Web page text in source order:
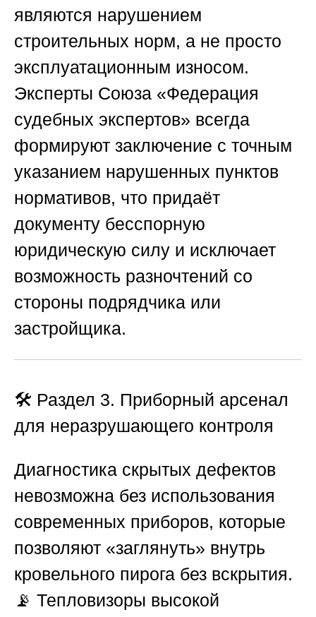
являются нарушением
строительных норм, а не просто
эксплуатационным износом.
Эксперты Союза «Федерация
судебных экспертов» всегда
формируют заключение с точным
указанием нарушенных пунктов
нормативов, что придаёт
документу бесспорную
юридическую силу и исключает
возможность разночтений со
стороны подрядчика или
застройщика.
🛠️ Раздел 3. Приборный арсенал
для неразрушающего контроля
Диагностика скрытых дефектов
невозможна без использования
современных приборов, которые
позволяют «заглянуть» внутрь
кровельного пирога без вскрытия.
📡 Тепловизоры высокой